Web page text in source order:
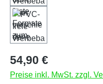
Regulärer Preis:
54,90 €
Preise inkl. MwSt. zzgl.